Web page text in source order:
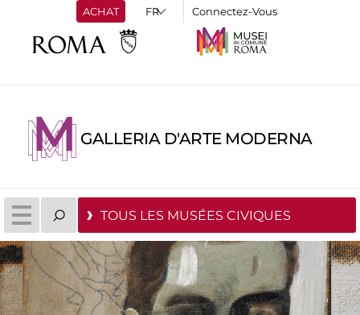
ACHAT Connectez-Vous
GALLERIA D'ARTE MODERNA
TOUS LES MUSÉES CIVIQUES